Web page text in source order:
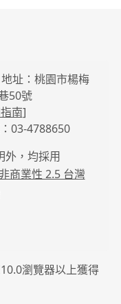
址：桃園市楊梅
50號
南]
03-4788650
外，均採用
商業性 2.5 台灣
瀏覽器以上獲得